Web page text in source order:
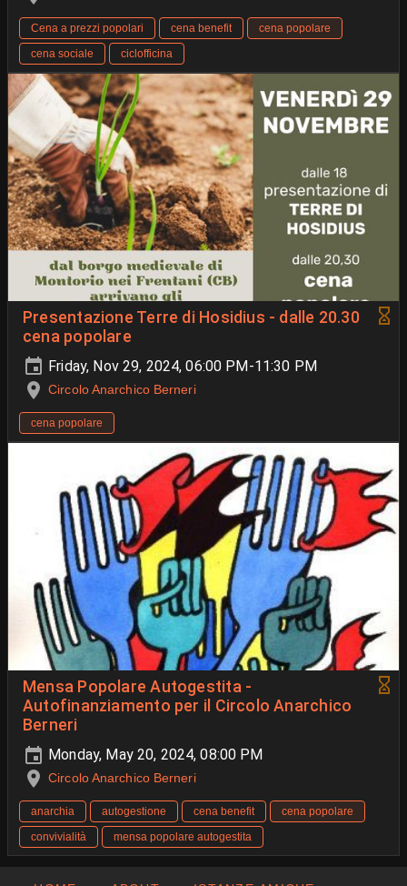
Cena a prezzi popolari cena benefit
cena popolare
cena sociale
ciclofficina
Presentazione Terre di Hosidius - dalle 20.30
cena popolare
Friday, Nov 29, 2024, 06:00 PM-11:30 PM
Circolo Anarchico Berneri
cena popolare
Mensa Popolare Autogestita -
Autofinanziamento per il Circolo Anarchico
Berneri
Monday, May 20, 2024, 08:00 PM
Circolo Anarchico Berneri
anarchia autogestione cena benefit
cena popolare
convivialità
mensa popolare autogestita